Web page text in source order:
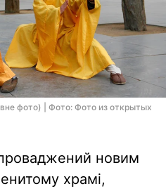
фото) | Фото: Фото из открытых
новим
храмі,